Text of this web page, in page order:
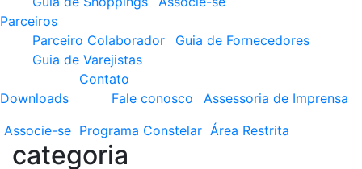
Parceiros
Parceiro Colaborador
Guia de Fornecedores
Guia de Varejistas
Downloads
Contato
Fale conosco
Assessoria de Imprensa
Associe-se Programa Constelar Área Restrita
categoria